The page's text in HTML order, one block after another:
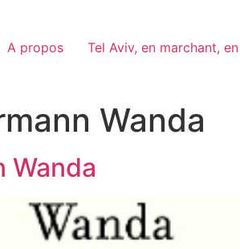
A propos Tel Aviv, en marchant,
Wanda
Wanda